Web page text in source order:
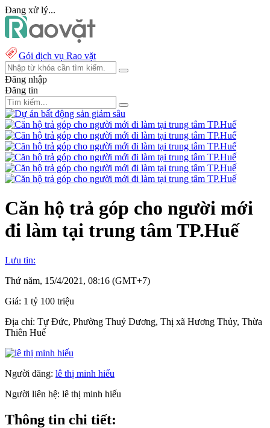
Đang xử lý...
Gói dịch vụ Rao vặt
Đăng nhập
Đăng tin
Căn hộ trả góp cho người mới
đi làm tại trung tâm TP.Huế
Lưu tin:
Thứ năm, 15/4/2021, 08:16 (GMT+7)
Giá: 1 tỷ 100 triệu
Địa chỉ: Tự Đức, Phường Thuỷ Dương, Thị xã Hương Thủy, Thừa
Thiên Huế
Người đăng: lê thị minh hiếu
Người liên hệ: lê thị minh hiếu
Thông tin chi tiết: